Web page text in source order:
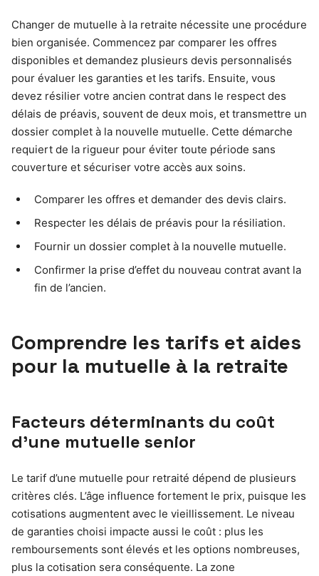
Changer de mutuelle à la retraite nécessite une procédure
bien organisée. Commencez par comparer les offres
disponibles et demandez plusieurs devis personnalisés
pour évaluer les garanties et les tarifs. Ensuite, vous
devez résilier votre ancien contrat dans le respect des
délais de préavis, souvent de deux mois, et transmettre un
dossier complet à la nouvelle mutuelle. Cette démarche
requiert de la rigueur pour éviter toute période sans
couverture et sécuriser votre accès aux soins.
Comparer les offres et demander des devis clairs.
Respecter les délais de préavis pour la résiliation.
Fournir un dossier complet à la nouvelle mutuelle.
Confirmer la prise d’effet du nouveau contrat avant la
fin de l’ancien.
Comprendre les tarifs et aides
pour la mutuelle à la retraite
Facteurs déterminants du coût
d’une mutuelle senior
Le tarif d’une mutuelle pour retraité dépend de plusieurs
critères clés. L’âge influence fortement le prix, puisque les
cotisations augmentent avec le vieillissement. Le niveau
de garanties choisi impacte aussi le coût : plus les
remboursements sont élevés et les options nombreuses,
plus la cotisation sera conséquente. La zone